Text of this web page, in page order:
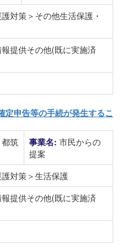
対策＞その他生活保護・
提供その他(既に実施済
定申告等の手続が発生するこ
都筑
事業名: 市民からの
提案
対策＞生活保護
提供その他(既に実施済